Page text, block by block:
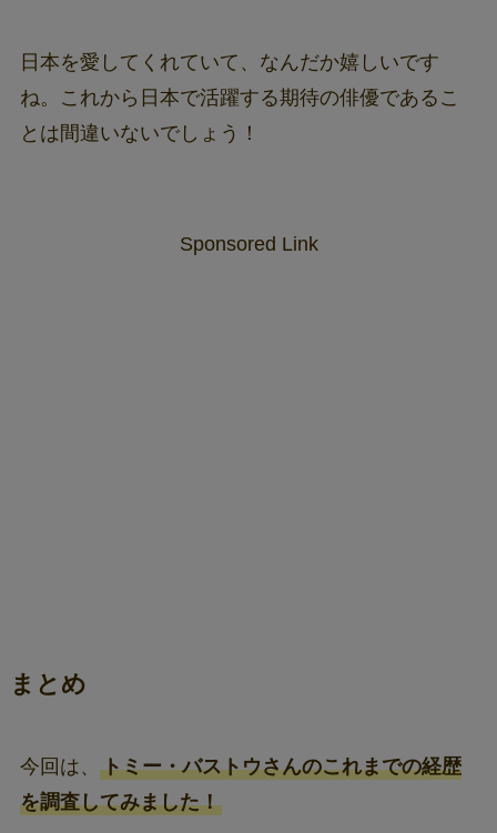
日本を愛してくれていて、なんだか嬉しいです
ね。これから日本で活躍する期待の俳優であるこ
とは間違いないでしょう！
Sponsored Link
まとめ
今回は、 トミー・バストウさんのこれまでの経歴
を調査してみました！